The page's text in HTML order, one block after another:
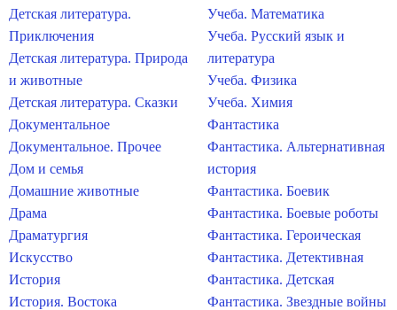
Детская литература.
Приключения
Детская литература. Природа
и животные
Детская литература. Сказки
Документальное
Документальное. Прочее
Дом и семья
Домашние животные
Драма
Драматургия
Искусство
История
История. Востока
Учеба. Математика
Учеба. Русский язык и
литература
Учеба. Физика
Учеба. Химия
Фантастика
Фантастика. Альтернативная
история
Фантастика. Боевик
Фантастика. Боевые роботы
Фантастика. Героическая
Фантастика. Детективная
Фантастика. Детская
Фантастика. Звездные войны